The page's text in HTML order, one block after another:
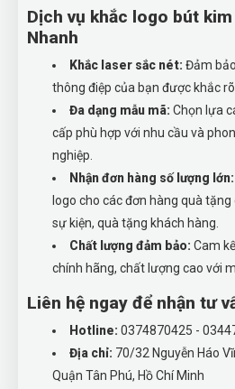
Dịch vụ khắc logo bút
Nhanh
Khắc laser sắc nét: Đảm
thông điệp của bạn được khắc rõ
Đa dạng mẫu mã: Chọn lựa
cấp phù hợp với nhu cầu và
nghiệp.
Nhận đơn hàng số lượng lớn:
logo cho các đơn hàng quà
sự kiện, quà tặng khách hàng.
Chất lượng đảm bảo: Cam
chính hãng, chất lượng cao với
Liên hệ ngay để nhận tư
Hotline: 0374870425 -
Địa chỉ: 70/32 Nguyễn Háo
Quận Tân Phú, Hồ Chí Minh